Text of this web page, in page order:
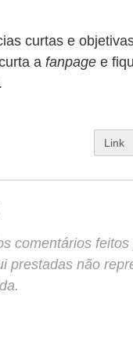
curtas e
a fanpage e
Link
comentários
prestadas não